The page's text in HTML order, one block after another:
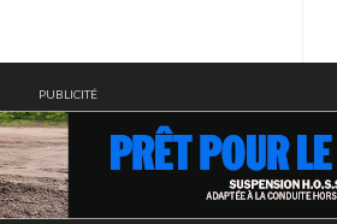
PUBLICITÉ